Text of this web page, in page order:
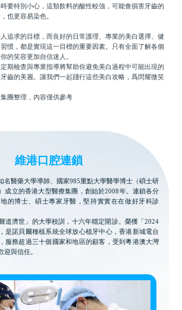
特別小心，這類飲料的酸性較強，可能會損害牙齒的
也更容易染色。
求的目標，而良好的日常護理、專業的美白選擇、健
慣，都是實現這一目標的重要因素。只有全面了解各個
的笑容更加自信迷人。
檢查與專業指導將幫助你避免美白過程中可能出現的
齒的美麗。讓我們一起踐行這些美白攻略，爲閃耀微笑
整理，內容僅供參考
維港口腔連鎖
名醫藥大學導師、國家985重點大學醫學博士（碩士研
成立的香港大型醫療集團，創始於2008年。連鎖各分
的博士、碩士專家牙醫，堅持實實在在做好牙科診
道濟世」的大學校訓，十六年穩定開診。榮獲「2024
是諾貝爾種植系統全球放心植牙中心，香港新城電台
服務超過三十個國家和地區的顧客，受到粵港澳大灣
迎與信任。